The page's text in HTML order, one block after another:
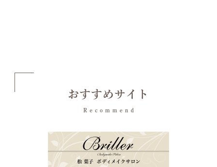
おすすめサイト
Recommend